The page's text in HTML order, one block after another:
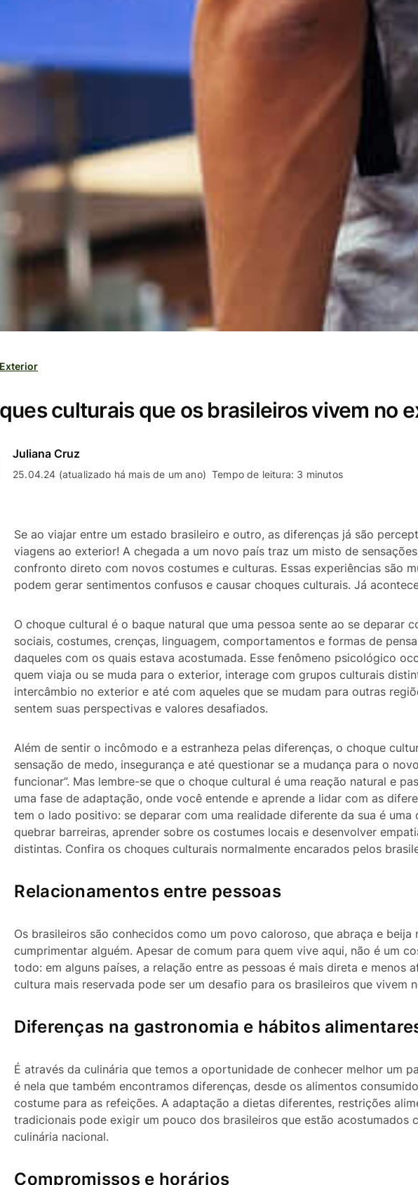
culturais que os brasileiros vivem no
Juliana Cruz
25.04.24 (atualizado há mais de um ano) Tempo de leitura: 3 minutos
Se ao viajar entre um estado brasileiro e outro, as diferenças já são
viagens ao exterior! A chegada a um novo país traz um misto de
confronto direto com novos costumes e culturas. Essas experiências são
podem gerar sentimentos confusos e causar choques culturais. Já
O choque cultural é o baque natural que uma pessoa sente ao se deparar
sociais, costumes, crenças, linguagem, comportamentos e formas de
daqueles com os quais estava acostumada. Esse fenômeno psicológico
quem viaja ou se muda para o exterior, interage com grupos culturais
intercâmbio no exterior e até com aqueles que se mudam para outras
sentem suas perspectivas e valores desafiados.
Além de sentir o incômodo e a estranheza pelas diferenças, o choque
sensação de medo, insegurança e até questionar se a mudança para o
funcionar”. Mas lembre-se que o choque cultural é uma reação natural e
uma fase de adaptação, onde você entende e aprende a lidar com as
tem o lado positivo: se deparar com uma realidade diferente da sua é uma
quebrar barreiras, aprender sobre os costumes locais e desenvolver
distintas. Confira os choques culturais normalmente encarados pelos
Relacionamentos entre pessoas
Os brasileiros são conhecidos como um povo caloroso, que abraça e beija
cumprimentar alguém. Apesar de comum para quem vive aqui, não é um
todo: em alguns países, a relação entre as pessoas é mais direta e menos
cultura mais reservada pode ser um desafio para os brasileiros que vivem
Diferenças na gastronomia e hábitos
É através da culinária que temos a oportunidade de conhecer melhor um
é nela que também encontramos diferenças, desde os alimentos
costume para as refeições. A adaptação a dietas diferentes, restrições
tradicionais pode exigir um pouco dos brasileiros que estão acostumados
culinária nacional.
Compromissos e horários